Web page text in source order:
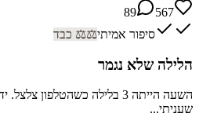
567
89
סיפור אמיתי⚖️
⚖️ כבד
הלילה שלא נגמר
השעה הייתה 3 בלילה
שעניתי...